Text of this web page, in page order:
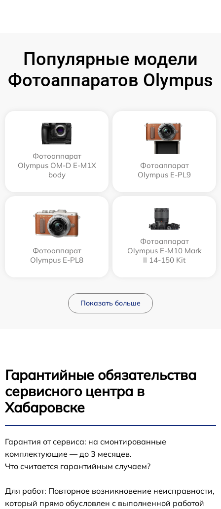
Популярные модели
Фотоаппаратов Olympus
Фотоаппарат
Olympus OM-D E-M1X
body
Фотоаппарат
Olympus E‑PL9
Фотоаппарат
Olympus E-PL8
Фотоаппарат
Olympus E‑M10 Mark
II 14-150 Kit
Показать больше
Гарантийные обязательства
сервисного центра в
Хабаровске
Гарантия от сервиса: на смонтированные
комплектующие — до 3 месяцев.
Что считается гарантийным случаем?
Для работ: Повторное возникновение неисправности,
который прямо обусловлен с выполненной работой